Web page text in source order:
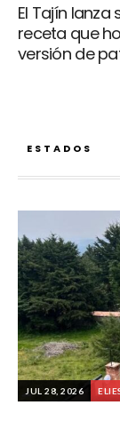
El Tajín
receta que
versión de
ESTADOS
JUL 28, 2026